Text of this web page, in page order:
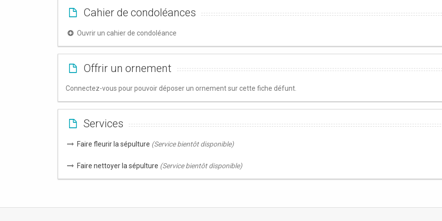
Cahier de condoléances
Ouvrir un cahier de condoléance
Offrir un ornement
Connectez-vous pour pouvoir déposer un ornement sur cette fiche défunt.
Services
Faire fleurir la sépulture (Service bientôt disponible)
Faire nettoyer la sépulture (Service bientôt disponible)